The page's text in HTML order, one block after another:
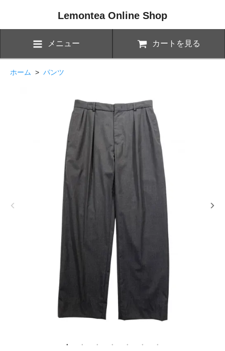
Lemontea Online Shop
メニュー カートを見る
ホーム > パンツ